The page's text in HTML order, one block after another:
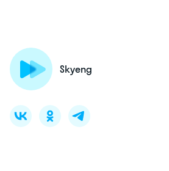
Skyeng